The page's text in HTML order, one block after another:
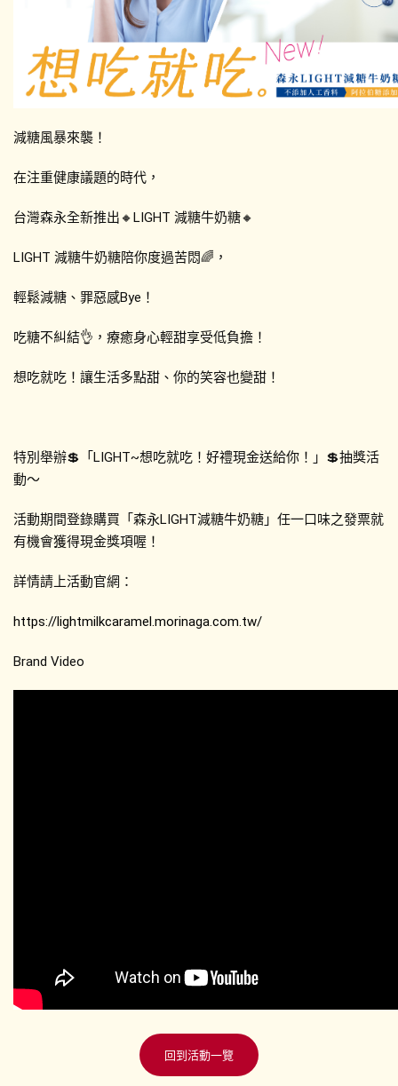
減糖風暴來襲！
在注重健康議題的時代，
台灣森永全新推出🔸LIGHT 減糖牛奶糖🔸
LIGHT 減糖牛奶糖陪你度過苦悶🌈，
輕鬆減糖、罪惡感Bye！
吃糖不糾結👌，療癒身心輕甜享受低負擔！
想吃就吃！讓生活多點甜、你的笑容也變甜！
特別舉辦💲「LIGHT~想吃就吃！好禮現金送給你！」💲抽獎活
動～
活動期間登錄購買「森永LIGHT減糖牛奶糖」任一口味之發票就
有機會獲得現金獎項喔！
詳情請上活動官網：
https://lightmilkcaramel.morinaga.com.tw/
Brand Video
回到活動一覽